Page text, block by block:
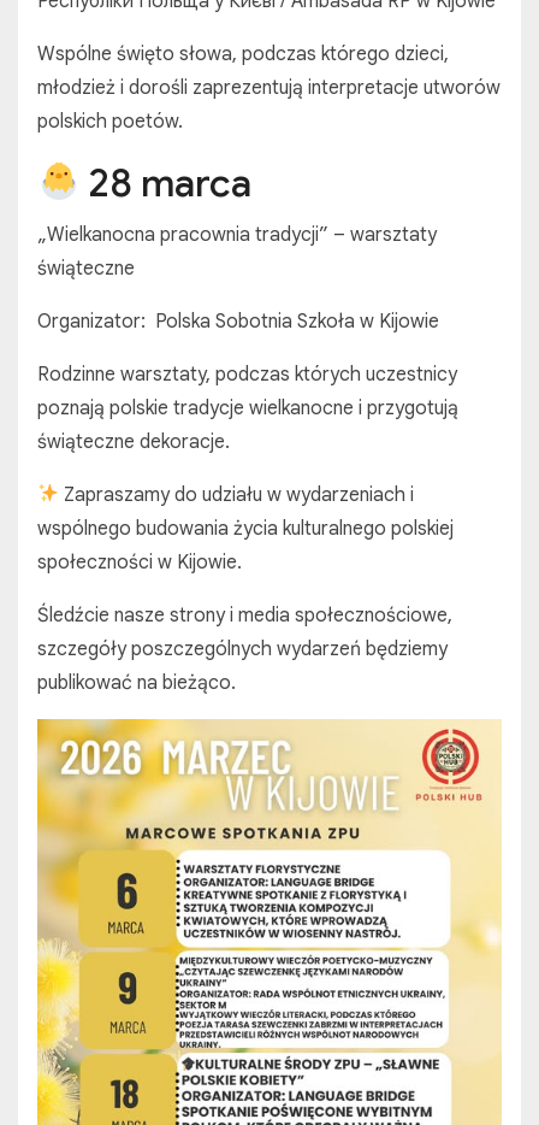
Wspólne święto słowa, podczas którego dzieci,
młodzież i dorośli zaprezentują interpretacje utworów
polskich poetów.
28 marca
„Wielkanocna pracownia tradycji” – warsztaty
świąteczne
Organizator: Polska Sobotnia Szkoła w Kijowie
Rodzinne warsztaty, podczas których uczestnicy
poznają polskie tradycje wielkanocne i przygotują
świąteczne dekoracje.
Zapraszamy do udziału w wydarzeniach i
wspólnego budowania życia kulturalnego polskiej
społeczności w Kijowie.
Śledźcie nasze strony i media społecznościowe,
szczegóły poszczególnych wydarzeń będziemy
publikować na bieżąco.